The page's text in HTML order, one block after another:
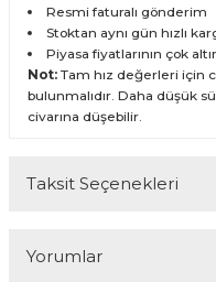
Resmi faturalı gönderim
Stoktan aynı gün hızlı
Piyasa fiyatlarının çok
Not: Tam hız değerleri için
bulunmalıdır. Daha düşük
civarına düşebilir.
Taksit Seçenekleri
Yorumlar